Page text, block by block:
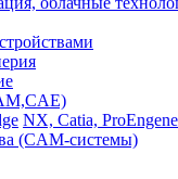
NX, Catia,
(CAM-системы)